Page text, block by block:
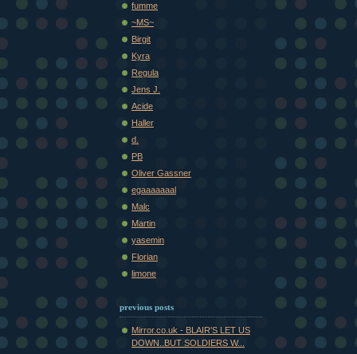
fumme
~MS~
Birgit
Kyra
Regula
Jens J.
Acide
Haller
d.
PB
Oliver Gassner
egaaaaaaal
Malc
Martin
yasemin
Florian
limone
previous posts
Mirror.co.uk - BLAIR'S LET US
DOWN..BUT SOLDIERS W...